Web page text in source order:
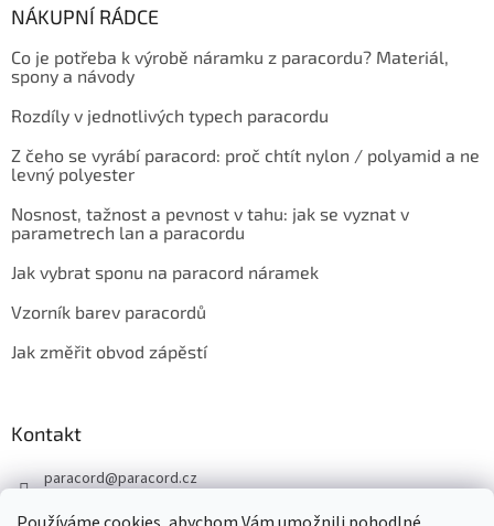
NÁKUPNÍ RÁDCE
Co je potřeba k výrobě náramku z paracordu? Materiál,
spony a návody
Rozdíly v jednotlivých typech paracordu
Z čeho se vyrábí paracord: proč chtít nylon / polyamid a ne
levný polyester
Nosnost, tažnost a pevnost v tahu: jak se vyznat v
parametrech lan a paracordu
Jak vybrat sponu na paracord náramek
Vzorník barev paracordů
Jak změřit obvod zápěstí
Kontakt
paracord@paracord.cz
+420 603 230 467